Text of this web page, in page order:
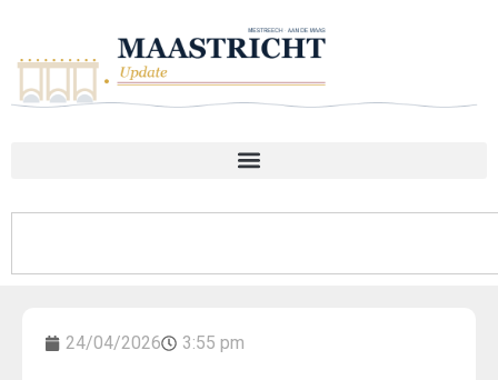
24/04/2026 3:55 pm